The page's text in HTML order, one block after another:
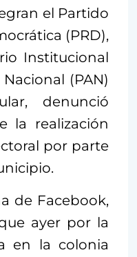
el Partido
(PRD),
Institucional
(PAN)
denunció
la realización
por parte
de Facebook,
ayer por la
en la colonia